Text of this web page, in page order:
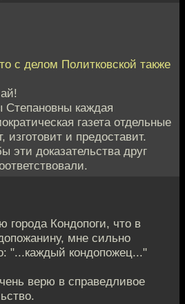
с делом Политковской также
каждая
газета отдельные
изготовит и предоставит.
эти доказательства друг
города Кондопоги, что в
мне сильно
"...каждый кондопожец..."
верю в справедливое